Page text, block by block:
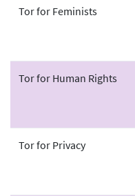
Tor for Feminists
Tor for Human Rights
Tor for Privacy